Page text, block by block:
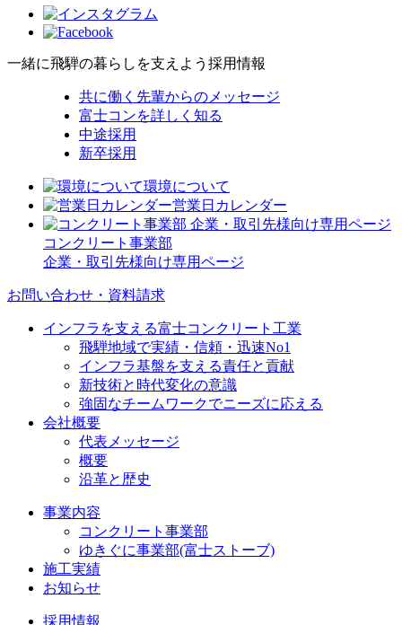
一緒に飛騨の暮らしを支えよう 採用情報
共に働く先輩からのメッセージ
富士コンを詳しく知る
中途採用
新卒採用
環境について
営業日カレンダー
コンクリート事業部
企業・取引先様向け専用ページ
お問い合わせ・資料請求
インフラを支える富士コンクリート工業
飛騨地域で実績・信頼・迅速No1
インフラ基盤を支える責任と貢献
新技術と時代変化の意識
強固なチームワークでニーズに応える
会社概要
代表メッセージ
概要
沿革と歴史
事業内容
コンクリート事業部
ゆきぐに事業部(富士ストーブ)
施工実績
お知らせ
採用情報